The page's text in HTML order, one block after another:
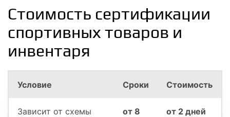
Стоимость сертификации
спортивных товаров и
инвентаря
Условие Сроки Стоимость
Зависит от схемы
от 8
от 2 дней